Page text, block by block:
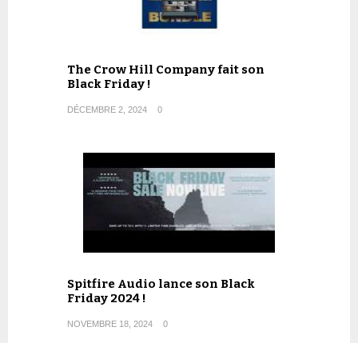
The Crow Hill Company fait son
Black Friday !
DÉCEMBRE 2, 2024 0
Spitfire Audio lance son Black
Friday 2024 !
NOVEMBRE 18, 2024 0